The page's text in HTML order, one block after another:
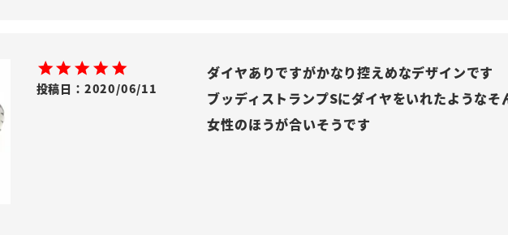
投稿日 2020/06/11
ダイヤありですがかなり控えめなデザインです
ブッディストランプSにダイヤをいれたようなそ
女性のほうが合いそうです